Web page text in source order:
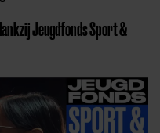
Jeugdfonds Sport &